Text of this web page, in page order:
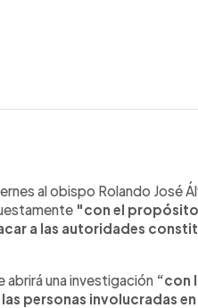
al obispo Rolando José
"con el
a las autoridades
abrirá una investigación “con
personas involucradas